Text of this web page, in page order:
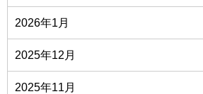
2026年1月
2025年12月
2025年11月